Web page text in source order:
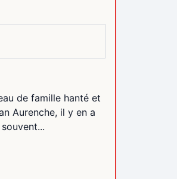
de famille hanté et
Aurenche, il y en a